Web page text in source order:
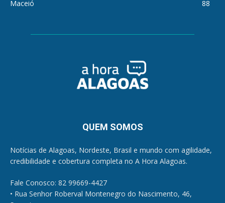
Maceió
88
QUEM SOMOS
Notícias de Alagoas, Nordeste, Brasil e mundo com agilidade,
credibilidade e cobertura completa no A Hora Alagoas.
Fale Conosco: 82 99669-4427
• Rua Senhor Roberval Montenegro do Nascimento, 46,